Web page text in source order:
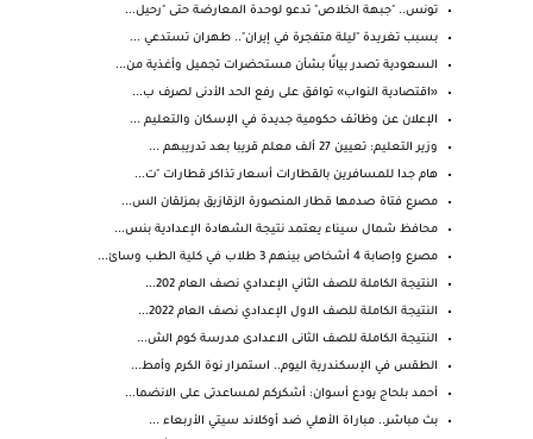
تونس.. "جبهة الخلاص" تدعو لوحدة المعارضة حتى "رحيل...
بسبب تغريدة "ليلة متفجرة في إيران".. طهران تستدعي ...
السعودية تصدر بيانًا بشأن مستحضرات تجميل وأغذية من...
«اقتصادية النواب» توافق على رفع الحد الأدنى لصرف ب...
الإعلان عن وظائف حكومية جديدة في الإسكان والتعليم ...
وزير التعليم: تعيين 27 ألف معلم قريبا بعد تدريبهم ...
هام جدا للمسافرين بالقطارات أسعار تذاكر قطارات "ت...
مصرع فتاة صدمها قطار المنصورة الزقازيق بمزلقان الس...
محافظ شمال سيناء يعتمد نتيجة الشهادة الإعدادية بنس...
مصرع وإصابة 4 أشخاص بينهم 3 طلاب في كلية الطب وسائ...
النتيجة الكاملة للصف الثاني الإعدادي نصف العام 202...
النتيجة الكاملة للصف الاول الإعدادي نصف العام 2022...
النتيجة الكاملة للصف الثانى الاعدادى مدرسة كوم الش...
الطقس في الإسكندرية اليوم.. استمرار نوة الكرم وأمط...
أحمد بلحاج يودع أسوان: أشكركم لمساعدتى على الانضما...
بث مباشر.. مباراة الأهلي ضد أوكلاند سيتي الأربعاء ...